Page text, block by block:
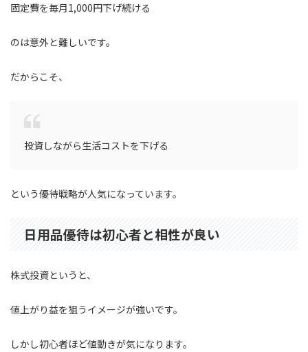
固定費を毎月1,000円下げ続ける
のは意外と難しいです。
だからこそ、
投資しながら生活コストを下げる
という優待戦略が人気になっています。
日用品優待は初心者と相性が良い
株式投資というと、
値上がり益を狙うイメージが強いです。
しかし初心者ほど値動きが気になります。